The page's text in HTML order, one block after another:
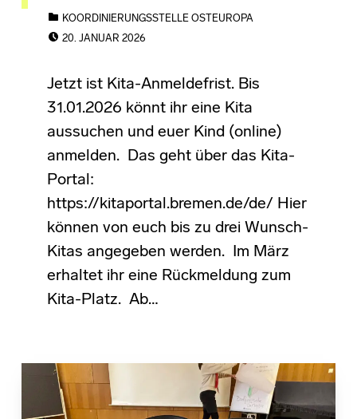
KOORDINIERUNGSSTELLE OSTEUROPA
20. JANUAR 2026
Jetzt ist Kita-Anmeldefrist. Bis
31.01.2026 könnt ihr eine Kita
aussuchen und euer Kind (online)
anmelden. Das geht über das Kita-
Portal:
https://kitaportal.bremen.de/de/ Hier
können von euch bis zu drei Wunsch-
Kitas angegeben werden. Im März
erhaltet ihr eine Rückmeldung zum
Kita-Platz. Ab…